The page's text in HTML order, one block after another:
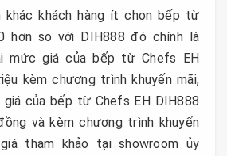
khác khách hàng ít chọn bếp từ
hơn so với DIH888 đó chính là
mức giá của bếp từ Chefs EH
kèm chương trình khuyến mãi,
của bếp từ Chefs EH DIH888
và kèm chương trình khuyến
tham khảo tại showroom ủy